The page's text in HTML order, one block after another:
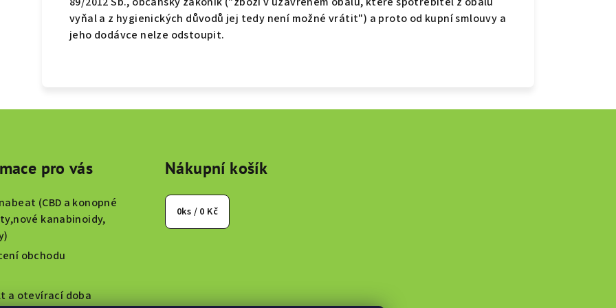
vyňal a z hygienických důvodů jej tedy není možné vrátit") a proto od kupní smlouvy a
jeho dodávce nelze odstoupit.
pro vás
(CBD a konopné
kanabinoidy,
obchodu
a otevírací doba
Nákupní košík
0ks / 0 Kč